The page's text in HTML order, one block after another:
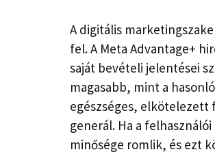
A digitális
fel. A Meta Advantage+
saját bevételi jelentései
magasabb, mint a
egészséges, elkötelezett
generál. Ha a
minősége romlik, és ezt